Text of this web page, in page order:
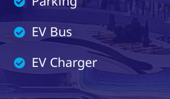
EV Bus
EV Charger